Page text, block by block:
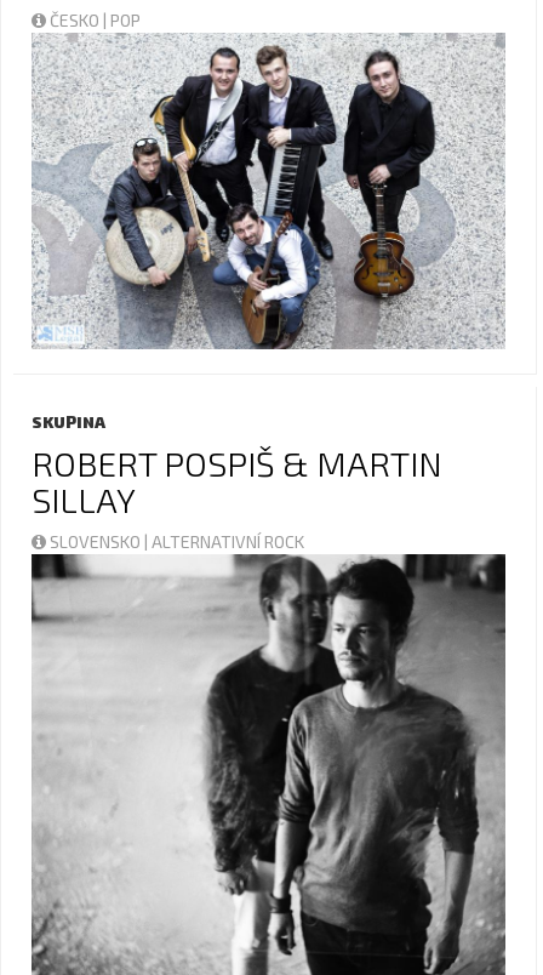
ČESKO | POP
SKUPINA
ROBERT POSPIŠ & MARTIN
SILLAY
SLOVENSKO | ALTERNATIVNÍ ROCK